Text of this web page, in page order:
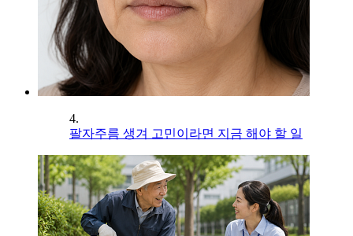
4.
팔자주름 생겨 고민이라면 지금 해야 할 일